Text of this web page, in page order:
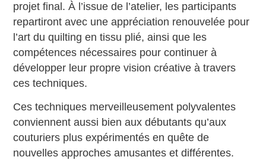
projet final. À l’issue de l’atelier, les participants
repartiront avec une appréciation renouvelée pour
l’art du quilting en tissu plié, ainsi que les
compétences nécessaires pour continuer à
développer leur propre vision créative à travers
ces techniques.
Ces techniques merveilleusement polyvalentes
conviennent aussi bien aux débutants qu’aux
couturiers plus expérimentés en quête de
nouvelles approches amusantes et différentes.